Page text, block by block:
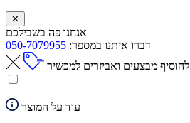
✕
אנחנו פה בשבילכם
דברו איתנו במספר: 050-7079955
להוסיף מבצעים ואביזרים למכשיר
עוד על המוצר